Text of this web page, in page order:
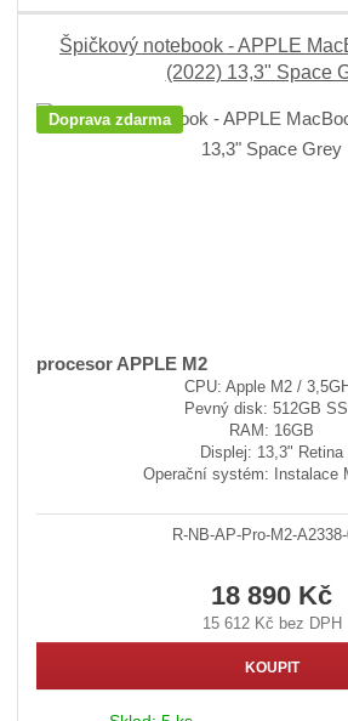
Špičkový notebook - APPLE
(2022) 13,3" Space
Doprava zdarma
procesor APPLE M2
CPU: Apple M2 /
Pevný disk: 512GB
RAM: 16GB
Displej: 13,3" Retina
Operační systém: Instalace
R-NB-AP-Pro-M2-
18 890 Kč
15 612 Kč bez DPH
KOUPIT